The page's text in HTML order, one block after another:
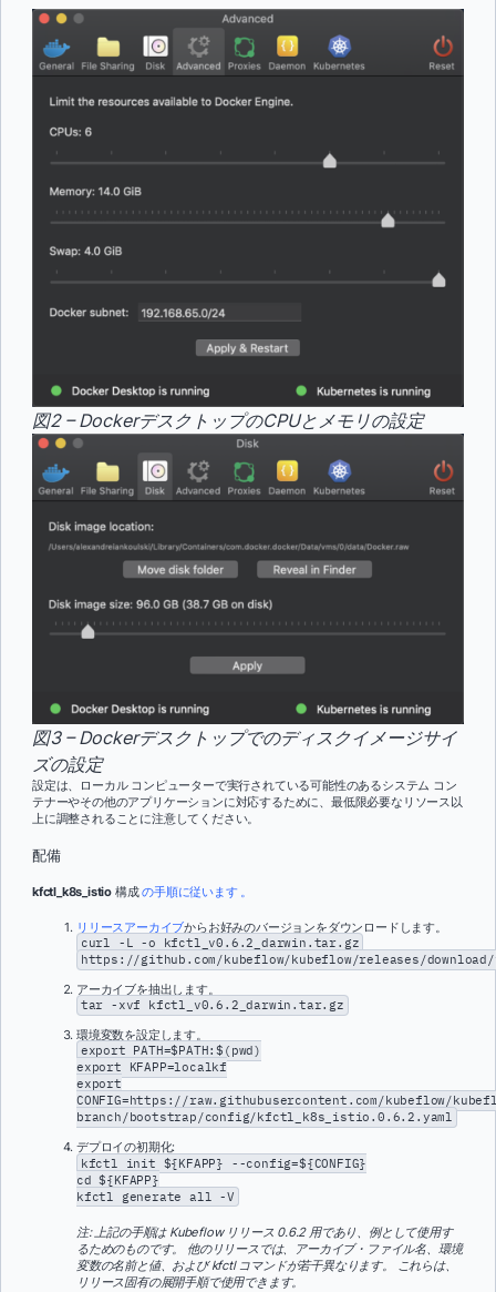
図2 – DockerデスクトップのCPUとメモリの設定
図3 – Dockerデスクトップでのディスクイメージサイ
ズの設定
設定は、ローカル コンピューターで実行されている可能性のあるシステム コン
テナーやその他のアプリケーションに対応するために、最低限必要なリソース以
上に調整されることに注意してください。
配備
kfctl_k8s_istio 構成の手順に従います 。
リリースアーカイブからお好みのバージョンをダウンロードします。
curl -L -o kfctl_v0.6.2_darwin.tar.gz
https://github.com/kubeflow/kubeflow/releases/
アーカイブを抽出します。
tar -xvf kfctl_v0.6.2_darwin.tar.gz
環境変数を設定します。
export PATH=$PATH:$(pwd)
export KFAPP=localkf
export
CONFIG=https://raw.githubusercontent.com/kubeflow/
branch/bootstrap/config/kfctl_k8s_istio.0.6.2.yaml
デプロイの初期化:
kfctl init ${KFAPP} --config=${CONFIG}
cd ${KFAPP}
kfctl generate all -V
注: 上記の手順は Kubeflow リリース 0.6.2 用であり、例として使用す
るためのものです。 他のリリースでは、アーカイブ・ファイル名、環境
変数の名前と値、および kfctl コマンドが若干異なります。 これらは、
リリース固有の展開手順で使用できます。